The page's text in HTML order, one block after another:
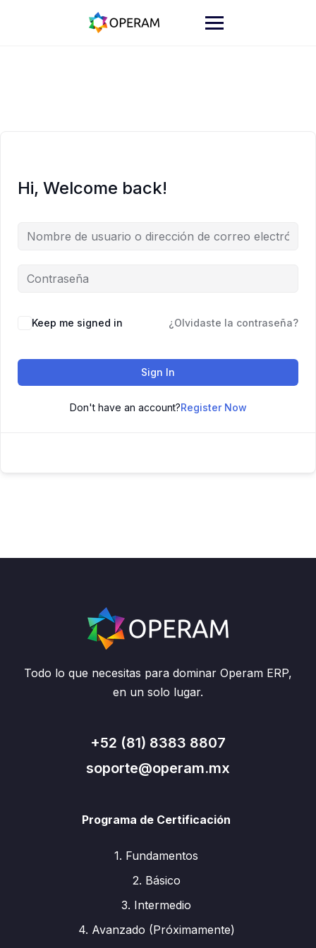
Hi, Welcome back!
Keep me signed in ¿Olvidaste la contraseña?
Sign In
Don't have an account?Register Now
Todo lo que necesitas para dominar Operam ERP,
en un solo lugar.
+52 (81) 8383 8807
soporte@operam.mx
Programa de Certificación
1. Fundamentos
2. Básico
3. Intermedio
4. Avanzado (Próximamente)